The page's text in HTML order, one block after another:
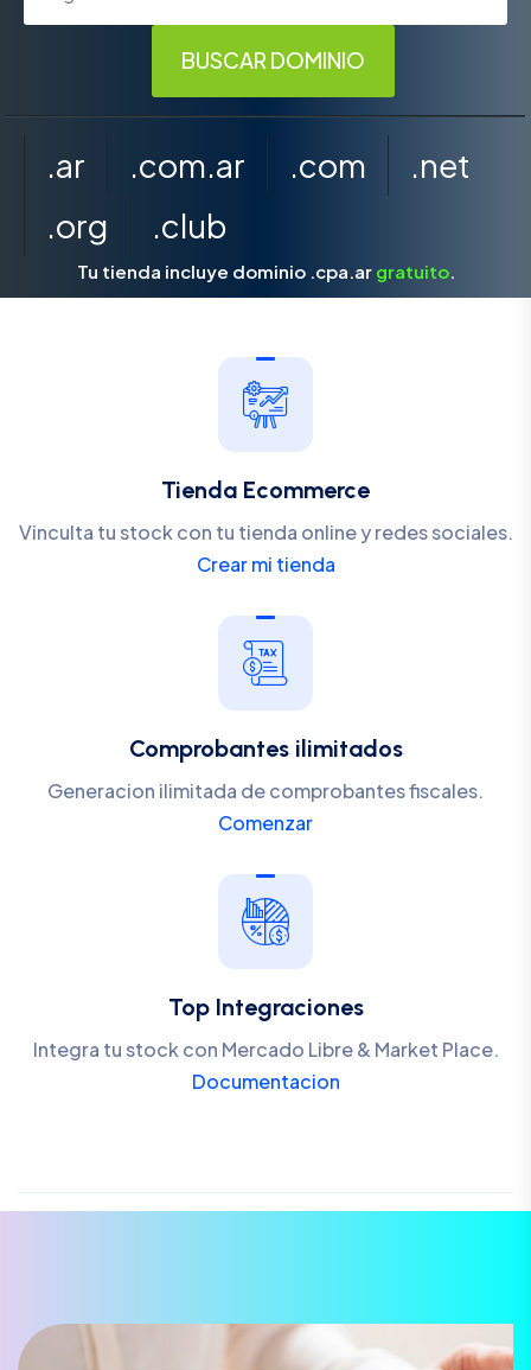
.ar .com.ar .com
.net
.org
.club
Tu tienda incluye dominio .cpa.ar gratuito.
Tienda Ecommerce
Vinculta tu stock con tu tienda online y redes sociales.
Crear mi tienda
Comprobantes ilimitados
Generacion ilimitada de comprobantes fiscales.
Comenzar
Top Integraciones
Integra tu stock con Mercado Libre & Market Place.
Documentacion